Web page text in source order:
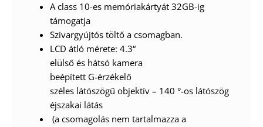
A class 10-es memóriakártyát 32GB-ig
támogatja
Szivargyújtós töltő a csomagban.
LCD átló mérete: 4.3“
elülső és hátsó kamera
beépített G-érzékelő
széles látószögű objektív – 140 °-os látószög
éjszakai látás
(a csomagolás nem tartalmazza a